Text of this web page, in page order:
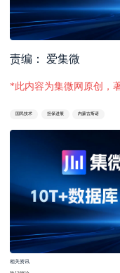
责编： 爱集微
*此内容为集微网原创，
国民技术 担保进展 内蒙古斯诺
相关资讯